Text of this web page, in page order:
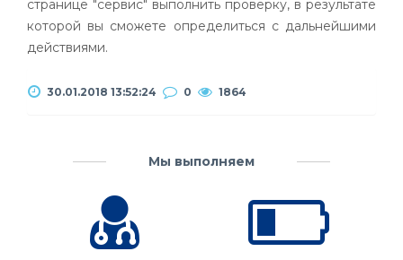
странице "сервис" выполнить проверку, в результате
которой вы сможете определиться с дальнейшими
действиями.
30.01.2018 13:52:24 0 1864
Мы выполняем